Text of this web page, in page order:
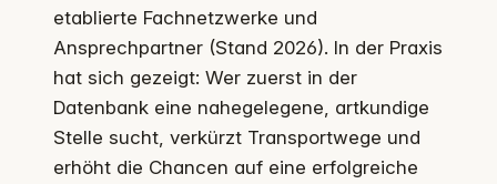
etablierte Fachnetzwerke und
Ansprechpartner (Stand 2026). In der Praxis
hat sich gezeigt: Wer zuerst in der
Datenbank eine nahegelegene, artkundige
Stelle sucht, verkürzt Transportwege und
erhöht die Chancen auf eine erfolgreiche